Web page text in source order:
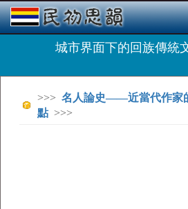
城市界面下的回族傳統
>>> 名人論史——近當代作家
點 >>>